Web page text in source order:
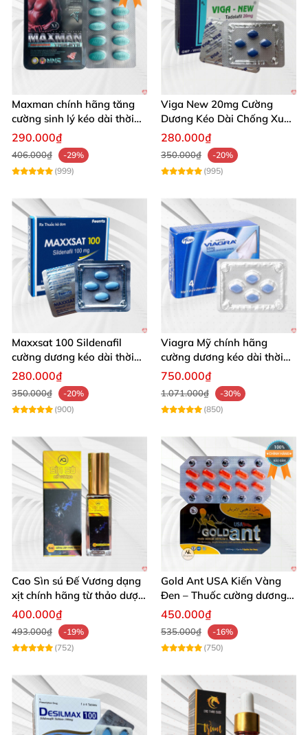
Maxman chính hãng tăng
cường sinh lý kéo dài thời
gian xuất tinh
290.000₫
406.000₫
-29%
(999)
Viga New 20mg Cường
Dương Kéo Dài Chống Xuất
Tinh Hộp 4 Viên
280.000₫
350.000₫
-20%
(995)
Maxxsat 100 Sildenafil
cường dương kéo dài thời
gian cho nam
280.000₫
350.000₫
-20%
(900)
Viagra Mỹ chính hãng
cường dương kéo dài thời
gian nhập khẩu
750.000₫
1.071.000₫
-30%
(850)
Cao Sìn sú Đế Vương dạng
xịt chính hãng từ thảo dược
Ê Đê Việt Nam
400.000₫
493.000₫
-19%
(752)
Gold Ant USA Kiến Vàng
Đen – Thuốc cường dương
tăng sinh lý nam mạnh
450.000₫
535.000₫
-16%
(750)